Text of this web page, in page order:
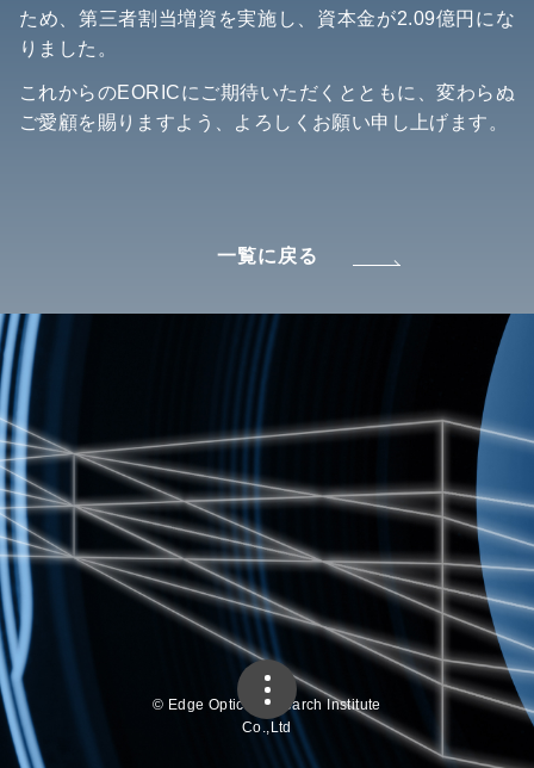
ため、第三者割当増資を実施し、資本金が2.09億円にな
りました。
これからのEORICにご期待いただくとともに、変わらぬ
ご愛顧を賜りますよう、よろしくお願い申し上げます。
一覧に戻る
© Edge Optics Research Institute
Co.,Ltd